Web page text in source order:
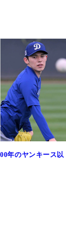
年のヤンキース以